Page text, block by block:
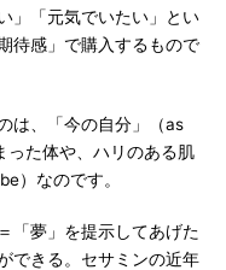
」「元気でいたい」とい
待感」で購入するもので
は、「今の自分」（as
った体や、ハリのある肌
）なのです。
「夢」を提示してあげた
できる。セサミンの近年